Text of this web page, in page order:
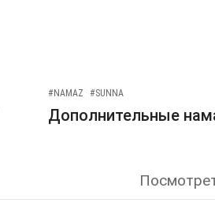
#NAMAZ #SUNNA
Дополнительные